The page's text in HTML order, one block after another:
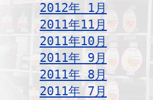
2012年 1月
2011年11月
2011年10月
2011年 9月
2011年 8月
2011年 7月